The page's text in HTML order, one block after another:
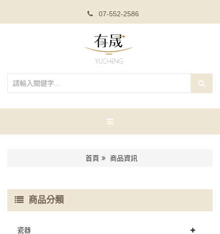
07-552-2586
首頁 商品資訊
商品分類
瓷器